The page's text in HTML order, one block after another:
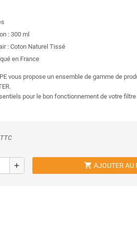
: 300 ml
: Coton Naturel Tissé
en France
vous propose un ensemble de gamme de
pour le bon fonctionnement de votre
TTC
add shopping_cart AJOUTER AU